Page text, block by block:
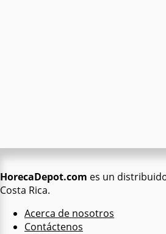
HorecaDepot.com es un
Costa Rica.
Acerca de nosotros
Contáctenos